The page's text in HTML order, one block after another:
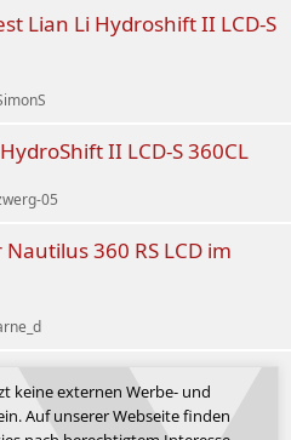
Lian Li Hydroshift II LCD-S
II LCD-S 360CL
05
Nautilus 360 RS LCD im
keine externen Werbe- und
Auf unserer Webseite finden